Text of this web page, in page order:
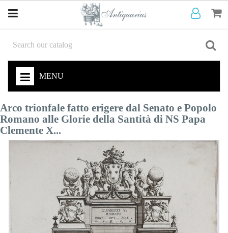
MENU
Arco trionfale fatto erigere dal Senato e Popolo
Romano alle Glorie della Santità di NS Papa
Clemente X...